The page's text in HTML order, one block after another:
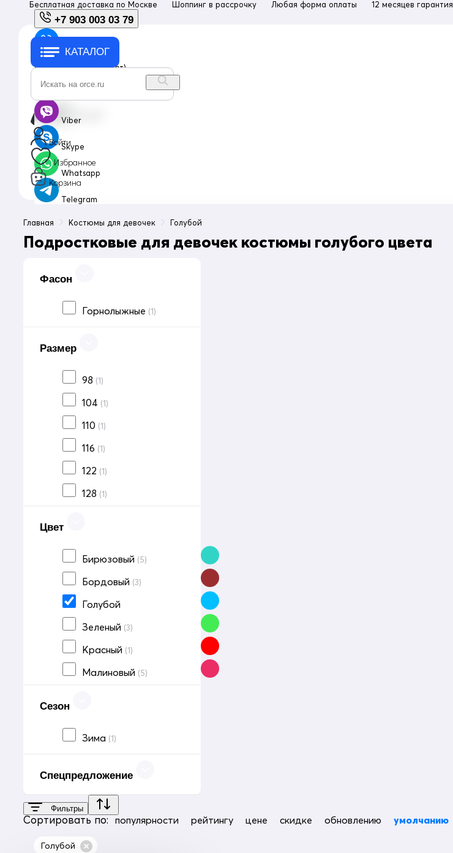
Бесплатная доставка по Москве Шоппинг в рассрочку Любая форма оплаты 12 месяцев гарантия
+7 903 003 03 79
+7 903 003 03 79
с 10:00 до 18:00 (пн-пт)
Viber
Skype
Whatsapp
Telegram
КАТАЛОГ
Войти
Избранное
Корзина
Главная Костюмы для девочек Голубой
Подростковые для девочек костюмы голубого цвета
Фасон
Горнолыжные (1)
Размер
98 (1)
104 (1)
110 (1)
116 (1)
122 (1)
128 (1)
Цвет
Бирюзовый (5)
Бордовый (3)
Голубой
Зеленый (3)
Красный (1)
Малиновый (5)
Розовый
Фиолетовый
Сезон
Зима (1)
Спецпредложение
Фильтры
Сортировать по: популярности рейтингу цене скидке обновлению умолчанию
Голубой